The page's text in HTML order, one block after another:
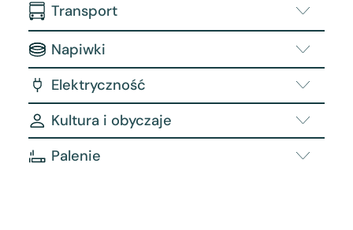
Transport
Napiwki
Elektryczność
Kultura i obyczaje
Palenie